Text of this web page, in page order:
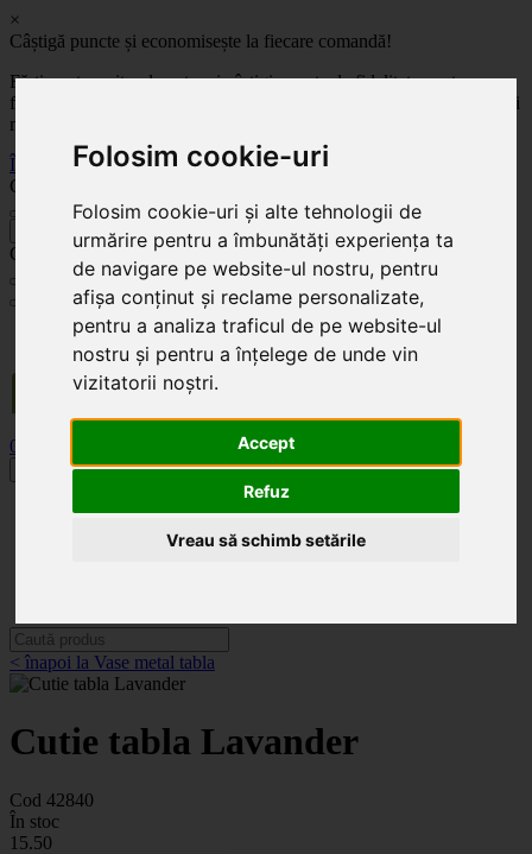
Folosim cookie-uri
Folosim cookie-uri și alte tehnologii de
urmărire pentru a îmbunătăți experiența ta
de navigare pe website-ul nostru, pentru
afișa conținut și reclame personalizate,
pentru a analiza traficul de pe website-ul
nostru și pentru a înțelege de unde vin
vizitatorii noștri.
Accept
Refuz
Vreau să schimb setările
×
Câștigă puncte și economisește la fiecare comandă!
Fă-ți cont pe site-ul nostru și câștigi puncte de fidelitate pentru
fiecare comandă! Cu cât comanzi mai mult, cu atât economisești mai
mult!
Înregistrează-te acum
Celoplast
Celoplast
Transportul este GRATUIT pentru comenzile mai mari de 350 Lei. Comanda minimă în
valoare de 100 Lei. Expediere în 1 - 2 zile lucrătoare.
0
Toggle navigation
Acasă
< înapoi la Vase metal tabla
Cutie tabla Lavander
Cod 42840
În stoc
15.50